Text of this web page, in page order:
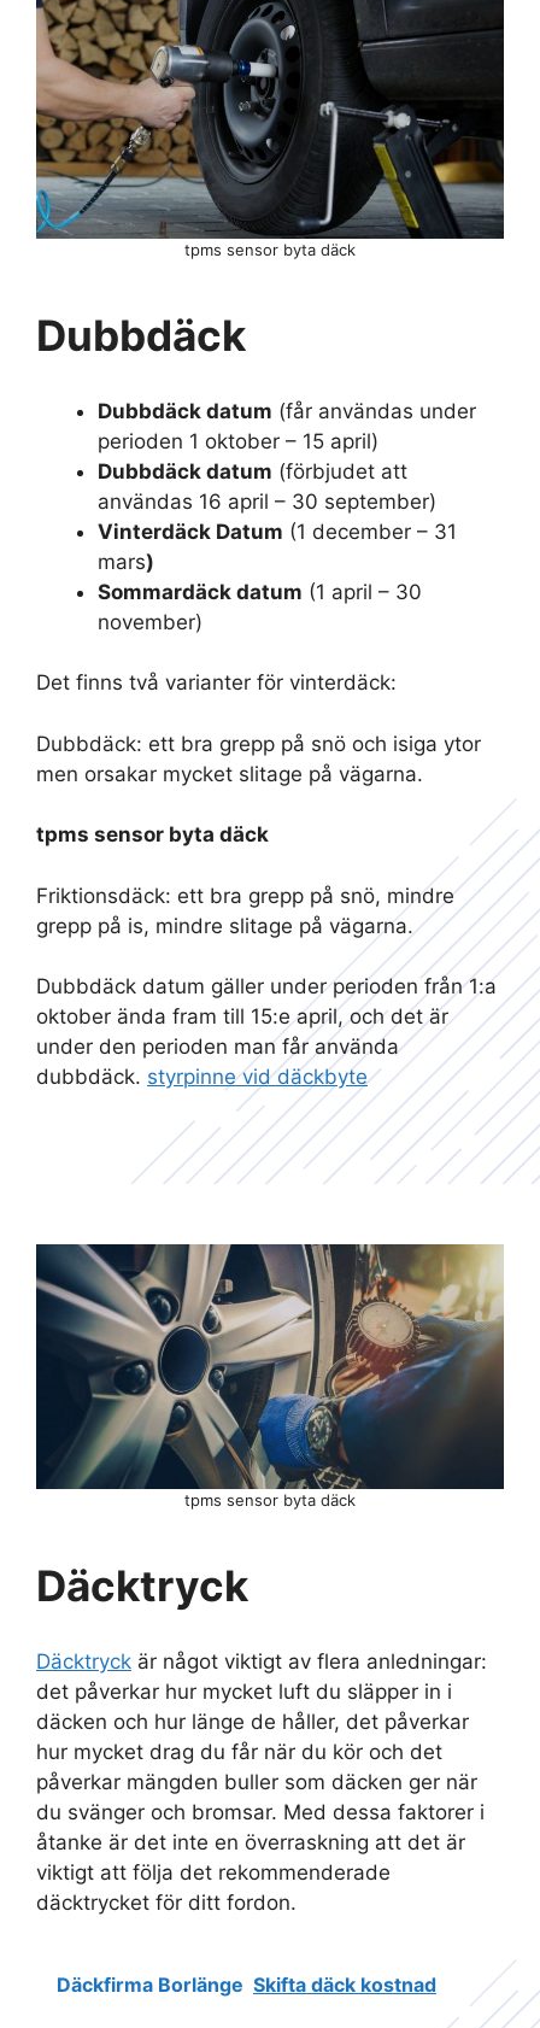
tpms sensor byta däck
Dubbdäck
Dubbdäck datum (får användas under
perioden 1 oktober – 15 april)
Dubbdäck datum (förbjudet att
användas 16 april – 30 september)
Vinterdäck Datum (1 december – 31
mars)
Sommardäck datum (1 april – 30
november)
Det finns två varianter för vinterdäck:
Dubbdäck: ett bra grepp på snö och isiga ytor
men orsakar mycket slitage på vägarna.
tpms sensor byta däck
Friktionsdäck: ett bra grepp på snö, mindre
grepp på is, mindre slitage på vägarna.
Dubbdäck datum gäller under perioden från 1:a
oktober ända fram till 15:e april, och det är
under den perioden man får använda
dubbdäck. styrpinne vid däckbyte
tpms sensor byta däck
Däcktryck
Däcktryck är något viktigt av flera anledningar:
det påverkar hur mycket luft du släpper in i
däcken och hur länge de håller, det påverkar
hur mycket drag du får när du kör och det
påverkar mängden buller som däcken ger när
du svänger och bromsar. Med dessa faktorer i
åtanke är det inte en överraskning att det är
viktigt att följa det rekommenderade
däcktrycket för ditt fordon.
Däckfirma Borlänge Skifta däck kostnad